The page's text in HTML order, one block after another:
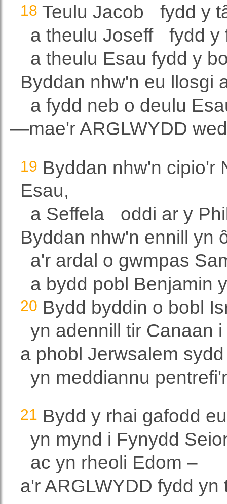
18 Teulu Jacob
fydd y
a theulu Joseff
fydd y
a theulu Esau fydd y
Byddan nhw'n eu llosgi
a fydd neb o deulu
—mae'r ARGLWYDD
19 Byddan nhw'n cipio'r
Esau,
a Seffela
oddi ar y
Byddan nhw'n ennill yn
a'r ardal o gwmpas
a bydd pobl Benjamin
20 Bydd byddin o bobl
yn adennill tir Canaan
a phobl Jerwsalem
yn meddiannu
21 Bydd y rhai gafodd
yn mynd i Fynydd
ac yn rheoli Edom –
a'r ARGLWYDD fydd yn